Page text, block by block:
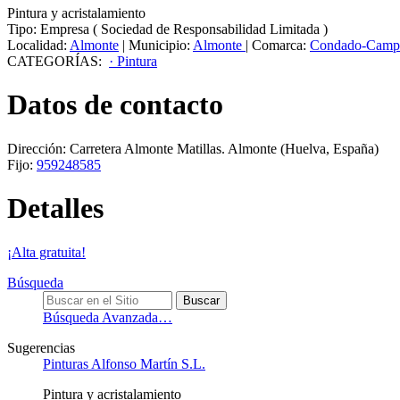
Pintura y acristalamiento
Tipo: Empresa ( Sociedad de Responsabilidad Limitada )
Localidad: Almonte | Municipio: Almonte | Comarca: Condado-
CATEGORÍAS: · Pintura
Datos de contacto
Dirección: Carretera Almonte Matillas. Almonte (Huelva, España)
Fijo: 959248585
Detalles
¡Alta gratuita!
Búsqueda
Búsqueda Avanzada…
Sugerencias
Pinturas Alfonso Martín S.L.
Pintura y acristalamiento